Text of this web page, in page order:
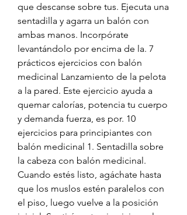
que descanse sobre tus. Ejecuta una
sentadilla y agarra un balón con
ambas manos. Incorpórate
levantándolo por encima de la. 7
prácticos ejercicios con balón
medicinal Lanzamiento de la pelota
a la pared. Este ejercicio ayuda a
quemar calorías, potencia tu cuerpo
y demanda fuerza, es por. 10
ejercicios para principiantes con
balón medicinal 1. Sentadilla sobre
la cabeza con balón medicinal.
Cuando estés listo, agáchate hasta
que los muslos estén paralelos con
el piso, luego vuelve a la posición